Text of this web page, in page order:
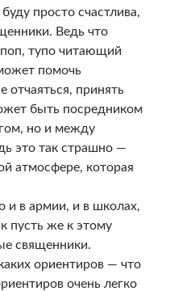
просто счастлива,
Ведь что
тупо читающий
помочь
отчаяться, принять
быть посредником
но и между
это так страшно —
атмосфере, которая
и в армии, и в школах,
пусть же к этому
священники.
ориентиров — что
очень легко